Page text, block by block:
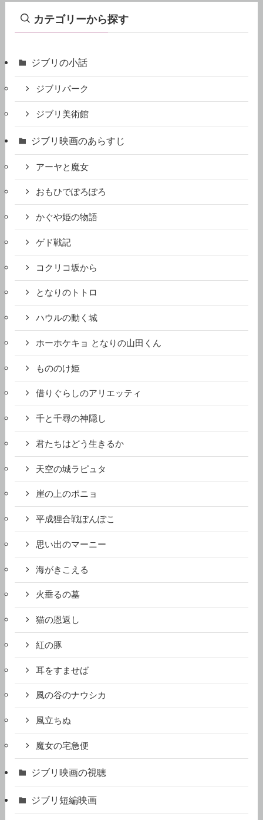
カテゴリーから探す
ジブリの小話
ジブリパーク
ジブリ美術館
ジブリ映画のあらすじ
アーヤと魔女
おもひでぽろぽろ
かぐや姫の物語
ゲド戦記
コクリコ坂から
となりのトトロ
ハウルの動く城
ホーホケキョ となりの山田くん
もののけ姫
借りぐらしのアリエッティ
千と千尋の神隠し
君たちはどう生きるか
天空の城ラピュタ
崖の上のポニョ
平成狸合戦ぽんぽこ
思い出のマーニー
海がきこえる
火垂るの墓
猫の恩返し
紅の豚
耳をすませば
風の谷のナウシカ
風立ちぬ
魔女の宅急便
ジブリ映画の視聴
ジブリ短編映画